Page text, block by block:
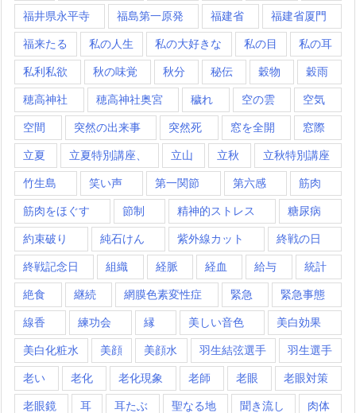
福井県永平寺 福島第一原発 福建省 福建省厦門
福来たる 私の人生 私の大好きな 私の目 私の耳
私利私欲 秋の味覚 秋分 秘伝 穀物 穀雨
穂高神社 穂高神社奥宮 穢れ 空の雲 空気
空間 突然の出来事 突然死 窓を全開 窓際
立夏 立夏特別講座、 立山 立秋 立秋特別講座
竹生島 笑い声 第一関節 第六感 筋肉
筋肉をほぐす 節制 精神的ストレス 糖尿病
約束破り 純石けん 紫外線カット 終戦の日
終戦記念日 組織 経脈 経血 給与 統計
絶食 継続 網膜色素変性症 緊急 緊急事態
線香 練功会 縁 美しい音色 美白効果
美白化粧水 美顔 美顔水 羽生結弦選手 羽生選手
老い 老化 老化現象 老師 老眼 老眼対策
老眼鏡 耳 耳たぶ 聖なる地 聞き流し 肉体